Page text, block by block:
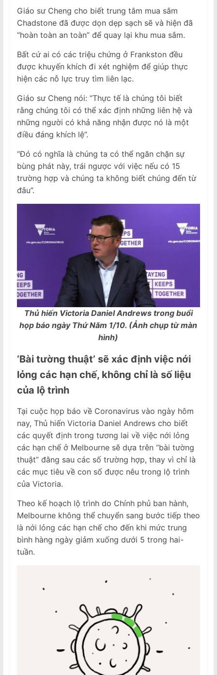
Giáo sư Cheng cho biết trung tâm mua sắm
Chadstone đã được dọn dẹp sạch sẽ và hiện đã
“hoàn toàn an toàn” để quay lại khu mua sắm.
Bất cứ ai có các triệu chứng ở Frankston đều
được khuyến khích đi xét nghiệm để giúp thực
hiện các nỗ lực truy tìm liên lạc.
Giáo sư Cheng nói: “Thực tế là chúng tôi biết
rằng chúng tôi có thể xác định những liên hệ và
những người có khả năng nhận được nó là một
điều đáng khích lệ”.
“Đó có nghĩa là chúng ta có thể ngăn chặn sự
bùng phát này, trái ngược với việc nếu có 15
trường hợp và chúng ta không biết chúng đến từ
đâu”.
Thủ hiến Victoria Daniel Andrews trong buổi
họp báo ngày Thứ Năm 1/10. (Ảnh chụp từ màn
hình)
‘Bài tường thuật’ sẽ xác định việc nới
lỏng các hạn chế, không chỉ là số liệu
của lộ trình
Tại cuộc họp báo về Coronavirus vào ngày hôm
nay, Thủ hiến Victoria Daniel Andrews cho biết
các quyết định trong tương lai về việc nới lỏng
các hạn chế ở Melbourne sẽ dựa trên “bài tường
thuật” đằng sau các số trường hợp, thay vì chỉ là
các mục tiêu về con số được nêu trong lộ trình
của Victoria.
Theo kế hoạch lộ trình do Chính phủ ban hành,
Melbourne không thể chuyển sang bước tiếp theo
là nới lỏng các hạn chế cho đến khi mức trung
bình hàng ngày giảm xuống dưới 5 trong hai-
tuần.